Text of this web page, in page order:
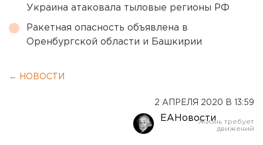
Украина атаковала тыловые регионы РФ
Ракетная опасность объявлена в
Оренбургской области и Башкирии
← НОВОСТИ
2 АПРЕЛЯ 2020 В 13:59
ЕАНовости